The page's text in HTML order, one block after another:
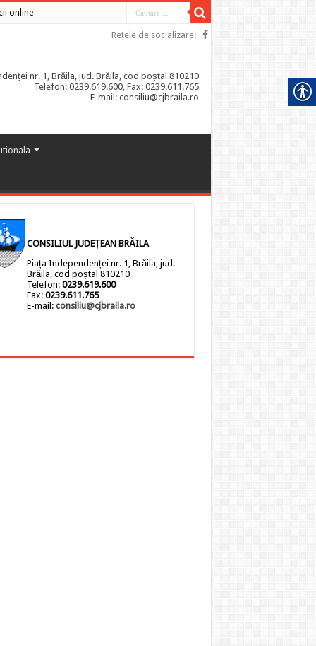
online
Rețele de socializare:
nr. 1, Brăila, jud. Brăila, cod poștal 810210
Telefon: 0239.619.600, Fax: 0239.611.765
E-mail: consiliu@cjbraila.ro
CONSILIUL JUDEȚEAN BRĂILA
Piața Independenței nr. 1, Brăila, jud.
Brăila, cod poștal 810210
Telefon: 0239.619.600
Fax: 0239.611.765
E-mail: consiliu@cjbraila.ro